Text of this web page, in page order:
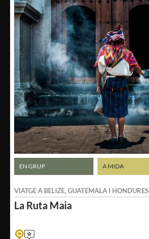
La Ruta Maia
VIATGE A BELIZE, GUATEMALA I HONDURES
EN GRUP A MIDA